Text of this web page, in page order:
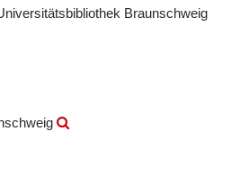
Braunschweig